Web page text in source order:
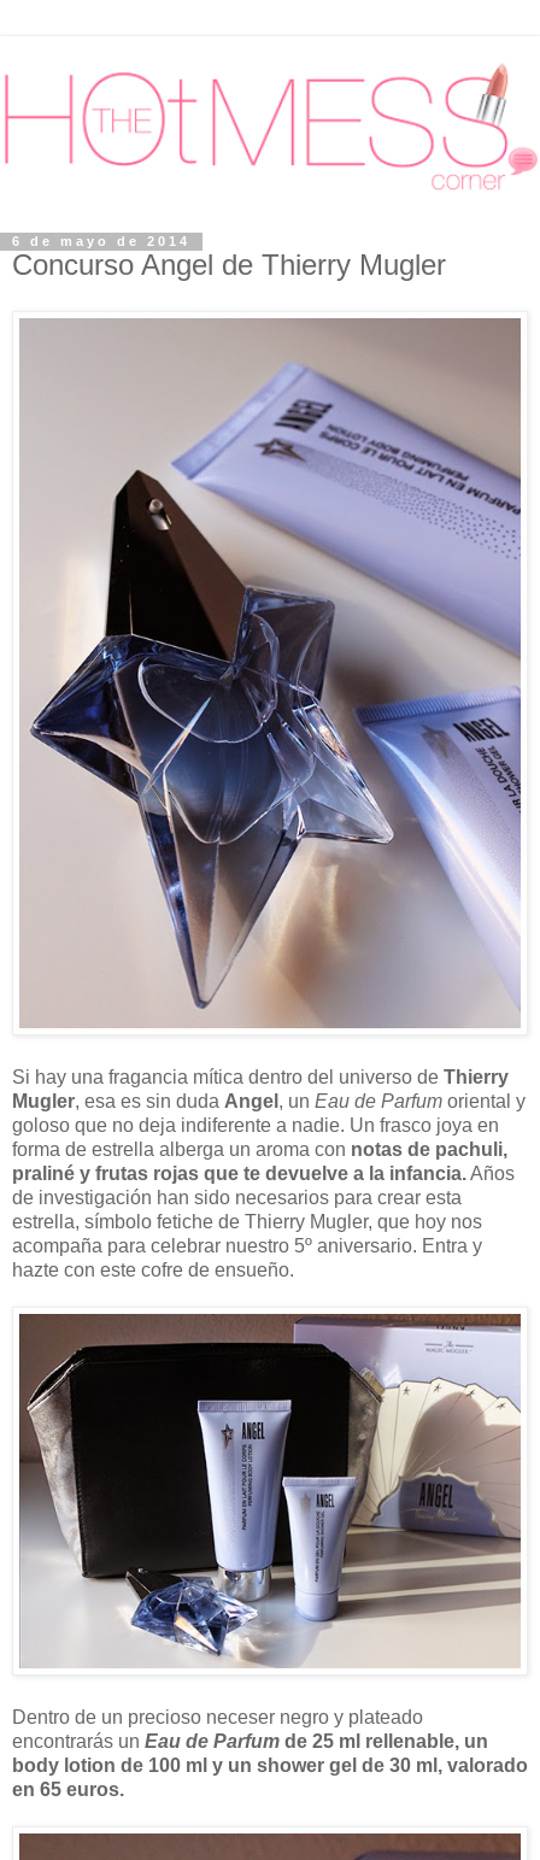
6 de mayo de 2014
Concurso Angel de Thierry Mugler
Si hay una fragancia mítica dentro del universo de Thierry
Mugler, esa es sin duda Angel , un Eau de Parfum oriental y
goloso que no deja indiferente a nadie. Un frasco joya en
forma de estrella alberga un aroma con notas de pachuli,
praliné y frutas rojas que te devuelve a la infancia.Años
de investigación han sido necesarios para crear esta
estrella, símbolo fetiche de Thierry Mugler, que hoy nos
acompaña para celebrar nuestro 5º aniversario. Entra y
hazte con este cofre de ensueño.
Dentro de un precioso neceser negro y plateado
encontrarás un Eau de Parfum de 25 ml rellenable, un
body lotion de 100 ml y un shower gel de 30 ml, valorado
en 65 euros.